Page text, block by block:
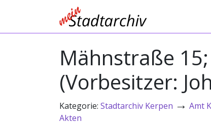
Mähnstraße
(Vorbesitzer:
Kategorie: Stadtarchiv Kerpen → Amt
Akten